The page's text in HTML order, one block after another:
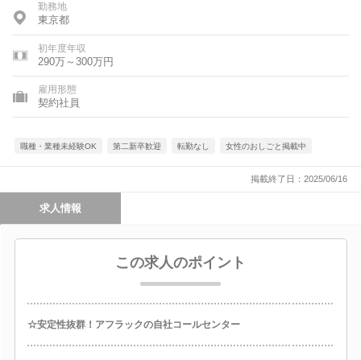
勤務地
東京都
初年度年収
290万～300万円
雇用形態
契約社員
職種・業種未経験OK 第二新卒歓迎 転勤なし 女性のおしごと掲載中
掲載終了日：2025/06/16
求人情報
この求人のポイント
☆安定性抜群！アフラックの自社コールセンター